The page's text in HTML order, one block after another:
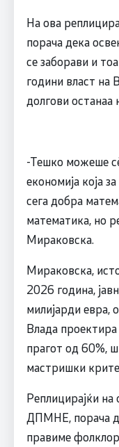
На ова
порача дека
се заборави и
години власт
долгови останаа
-Тешко можеше
економија која
сега добра
математика, но
Мираковска.
Мираковска,
2026 година,
милијарди евра,
Влада
прагот од 60%,
мастришки
Реплицирајќи
ДПМНЕ, порача
правиме